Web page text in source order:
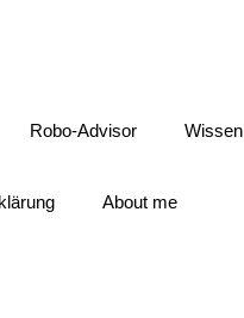
Robo-Advisor Wissen
About me